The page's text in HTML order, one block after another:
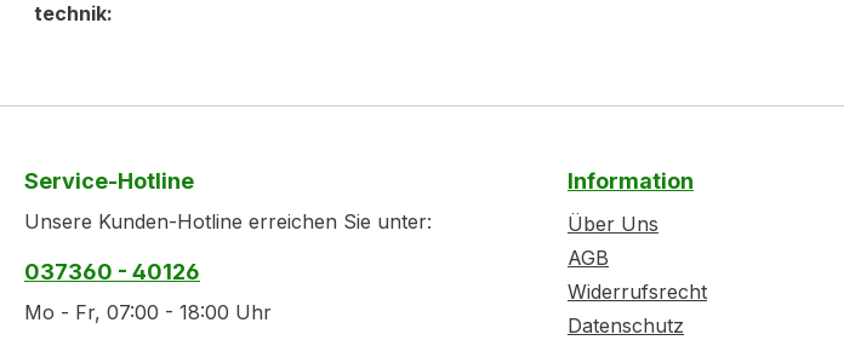
technik:
Service-Hotline
Unsere Kunden-Hotline erreichen Sie unter:
037360 - 40126
Mo - Fr, 07:00 - 18:00 Uhr
Information
Über Uns
AGB
Widerrufsrecht
Datenschutz